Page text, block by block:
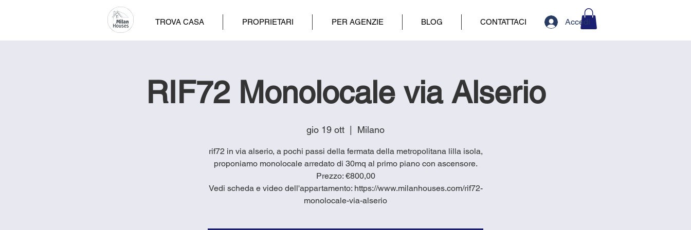
TROVA CASA PROPRIETARI PER AGENZIE BLOG CONTATTACI Accedi
RIF72 Monolocale via Alserio
gio 19 ott
  |
Milano
rif72 in via alserio, a pochi passi della fermata della metropolitana lilla isola,
proponiamo monolocale arredato di 30mq al primo piano con ascensore.
Prezzo: €800,00
Vedi scheda e video dell'appartamento: https://www.milanhouses.com/rif72-
monolocale-via-alserio